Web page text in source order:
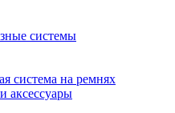
системы
система на ремнях
аксессуары